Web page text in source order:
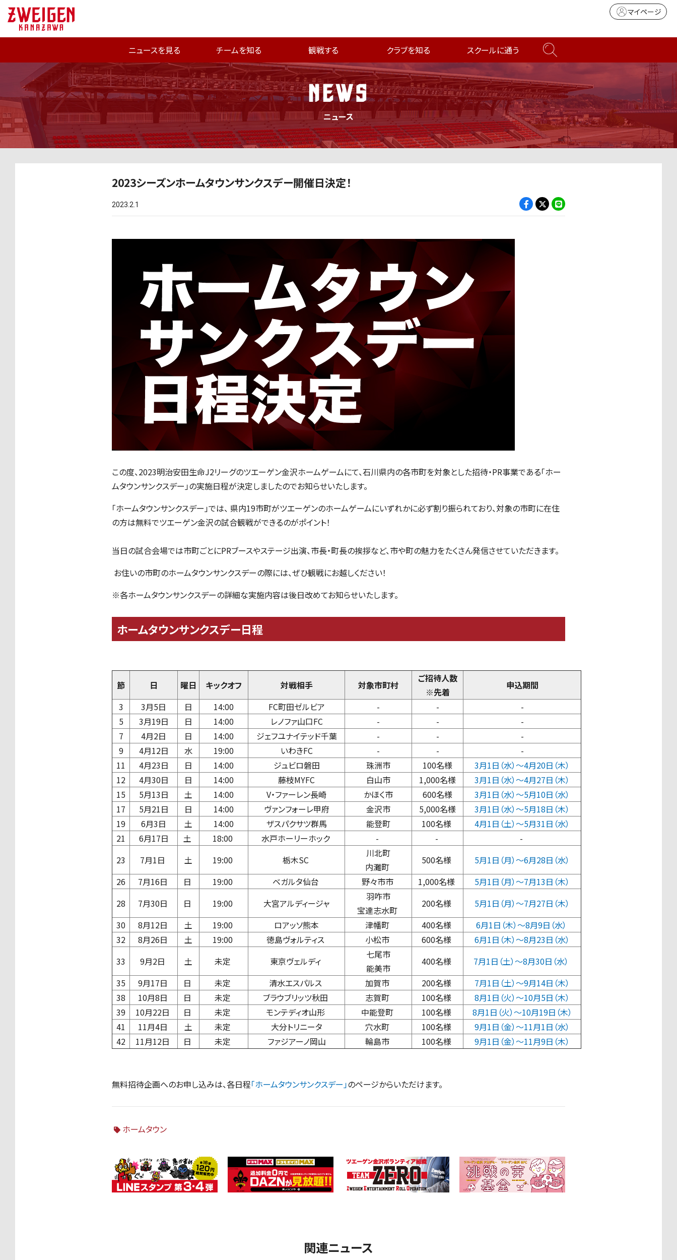
マイページ
ニュースを見る チームを知る 観戦する クラブを知る スクールに通う
NEWS
ニュース
2023シーズンホームタウンサンクスデー開催日決定！
2023.2.1
この度、2023明治安田生命J2リーグのツエーゲン金沢ホームゲームにて、石川県内の各市町を対象とした招待・PR事業である「ホー
ムタウンサンクスデー」の実施日程が決定しましたのでお知らせいたします。
「ホームタウンサンクスデー」では、 県内19市町がツエーゲンのホームゲームにいずれかに必ず割り振られており、対象の市町に在住
の方は無料でツエーゲン金沢の試合観戦ができるのがポイント！
当日の試合会場では市町ごとにPRブースやステージ出演、市長・町長の挨拶など、市や町の魅力をたくさん発信させていただきます。
お住いの市町のホームタウンサンクスデーの際には、ぜひ観戦にお越しください！
※各ホームタウンサンクスデーの詳細な実施内容は後日改めてお知らせいたします。
ホームタウンサンクスデー日程
節 日 曜日 キックオフ 対戦相手 対象市町村
ご招待人数
※先着
申込期間
3
3月5日 日 14:00 FC町田ゼルビア - -
-
5
3月19日 日 14:00 レノファ山口FC - -
-
7
4月2日 日 14:00 ジェフユナイテッド千葉 - -
-
9
4月12日 水 19:00 いわきFC - -
-
11
4月23日 日 14:00 ジュビロ磐田 珠洲市 100名様
3月1日（水）〜4月20日（木）
12
4月30日 日 14:00 藤枝MYFC 白山市 1,000名様
3月1日（水）〜4月27日（木）
15
5月13日 土 14:00 V・ファーレン長崎 かほく市 600名様
3月1日（水）〜5月10日（水）
17
5月21日 日 14:00 ヴァンフォーレ甲府 金沢市 5,000名様
3月1日（水）〜5月18日（木）
19
6月3日 土 14:00 ザスパクサツ群馬 能登町 100名様
4月1日（土）〜5月31日（水）
21
6月17日 土 18:00 水戸ホーリーホック - -
-
23
7月1日 土 19:00 栃木SC
川北町
内灘町
500名様
5月1日（月）〜6月28日（水）
26
7月16日 日 19:00 ベガルタ仙台 野々市市 1,000名様
5月1日（月）〜7月13日（木）
28
7月30日 日 19:00 大宮アルディージャ
羽咋市
宝達志水町
200名様
5月1日（月）〜7月27日（木）
30
8月12日 土 19:00 ロアッソ熊本 津幡町 400名様
6月1日（木）〜8月9日（水）
32
8月26日 土 19:00 徳島ヴォルティス 小松市 600名様
6月1日（木）〜8月23日（水）
33
9月2日 土 未定 東京ヴェルディ
七尾市
能美市
400名様 7月1日（土）〜8月30日（水）
35
9月17日 日 未定 清水エスパルス 加賀市 200名様 7月1日（土）〜9月14日（木）
38
10月8日 日 未定 ブラウブリッツ秋田 志賀町 100名様 8月1日（火）〜10月5日（木）
39
10月22日 日 未定 モンテディオ山形 中能登町 100名様 8月1日（火）〜10月19日（木）
41
11月4日 土 未定 大分トリニータ 穴水町 100名様
9月1日（金）〜11月1日（水）
42
11月12日 日 未定 ファジアーノ岡山 輪島市 100名様 9月1日（金）〜11月9日（木）
無料招待企画へのお申し込みは、各日程「ホームタウンサンクスデー」のページからいただけます。
ホームタウン
関連ニュース